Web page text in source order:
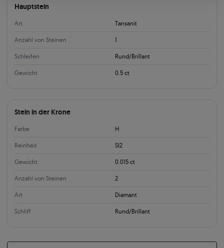
Hauptstein
Art Tansanit
Anzahl von Steinen 1
Schleifen Rund/Brillant
Gewicht 0.5 ct
Stein in der Krone
Farbe H
Reinheit SI2
Gewicht 0.015 ct
Anzahl von Steinen 2
Art Diamant
Schliff Rund/Brillant